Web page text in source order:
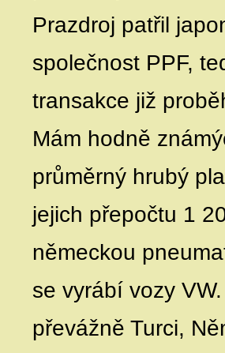
Prazdroj patřil
společnost PPF,
transakce již
Mám hodně
průměrný hrubý
jejich přepočtu 1
německou
se vyrábí vozy
převážně Turci,